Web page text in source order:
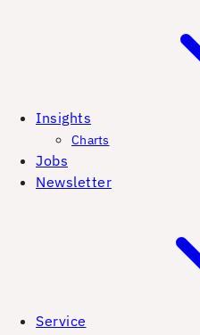
Insights
Charts
Jobs
Newsletter
Service